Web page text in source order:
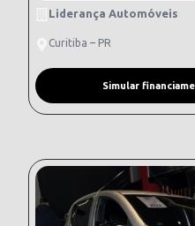
Liderança Automóveis
Curitiba – PR
Simular